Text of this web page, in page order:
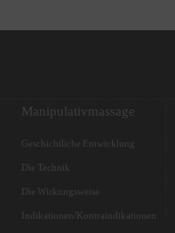
Manipulativmassage
Geschichtliche Entwicklung
Die Technik
Die Wirkungsweise
Indikationen/Kontraindikationen